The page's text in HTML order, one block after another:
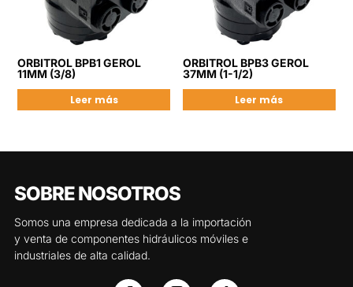
ORBITROL BPB1 GEROL
11MM (3/8)
Leer más
ORBITROL BPB3 GEROL
37MM (1-1/2)
Leer más
SOBRE NOSOTROS
Somos una empresa dedicada a la importación
y venta de componentes hidráulicos móviles e
industriales de alta calidad.